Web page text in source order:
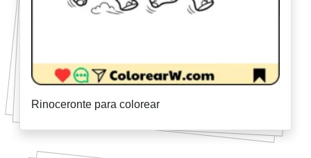
Rinoceronte para colorear